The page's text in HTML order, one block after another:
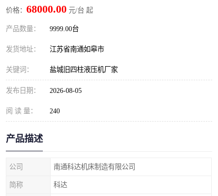
价格： 68000.00 元/台 起
产品数量： 9999.00台
发货地址： 江苏省南通如皋市
关键词： 盐城旧四柱液压机厂家
发布日期： 2026-08-05
阅 读 量： 240
产品描述
公司 南通科达机床制造有限公司
简称 科达